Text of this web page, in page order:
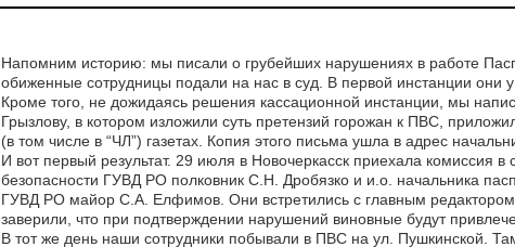
Напомним историю: мы писали о грубейших нарушениях в работе
обиженные сотрудницы подали на нас в суд. В первой инстанции они
Кроме того, не дожидаясь решения кассационной инстанции, мы
Грызлову, в котором изложили суть претензий горожан к ПВС,
(в том числе в “ЧЛ”) газетах. Копия этого письма ушла в адрес
И вот первый результат. 29 июля в Новочеркасск приехала комиссия
безопасности ГУВД РО полковник С.Н. Дробязко и и.о. начальника
ГУВД РО майор С.А. Елфимов. Они встретились с главным
заверили, что при подтверждении нарушений виновные будут
В тот же день наши сотрудники побывали в ПВС на ул. Пушкинской.